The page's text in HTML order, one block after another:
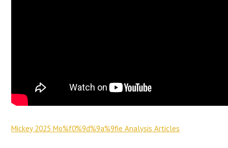
Mickey 2025 Mo%f0%9d%9a%9fie Analysis Articles